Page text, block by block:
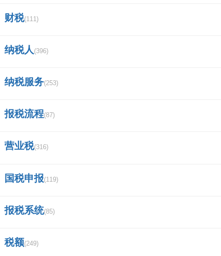
我要评论
财税(111)
纳税人 (396)
纳税服务(253)
报税流程(87)
营业税(316)
国税申报(119)
报税系统(85)
税额(249)